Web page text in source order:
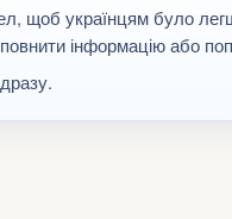
щоб українцям було
інформацію або